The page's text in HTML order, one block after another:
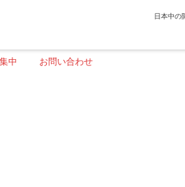
日本中の
中 お問い合わせ